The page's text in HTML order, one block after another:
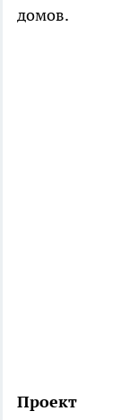
домов.
Проект